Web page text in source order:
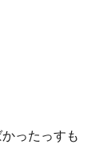
ったっすも